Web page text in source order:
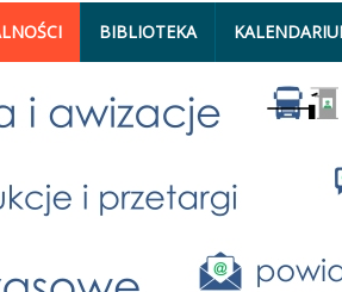
BIBLIOTEKA